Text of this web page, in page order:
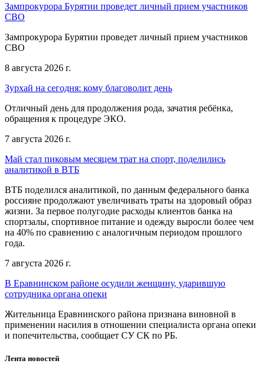
Зампрокурора Бурятии проведет личный прием участников
СВО
Зампрокурора Бурятии проведет личный прием участников
СВО
8 августа 2026 г.
Зурхай на сегодня: кому благоволит день
Отличный день для продолжения рода, зачатия ребёнка,
обращения к процедуре ЭКО.
7 августа 2026 г.
Май стал пиковым месяцем трат на спорт, поделились
аналитикой в ВТБ
ВТБ поделился аналитикой, по данным федерального банка
россияне продолжают увеличивать траты на здоровый образ
жизни. За первое полугодие расходы клиентов банка на
спортзалы, спортивное питание и одежду выросли более чем
на 40% по сравнению с аналогичным периодом прошлого
года.
7 августа 2026 г.
В Еравнинском районе осудили женщину, ударившую
сотрудника органа опеки
Жительница Еравнинского района признана виновной в
применении насилия в отношении специалиста органа опеки
и попечительства, сообщает СУ СК по РБ.
Лента новостей